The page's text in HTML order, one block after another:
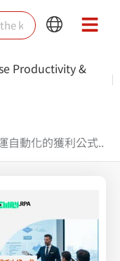
Main
Main
Productivity &
自動化的獲利公式..